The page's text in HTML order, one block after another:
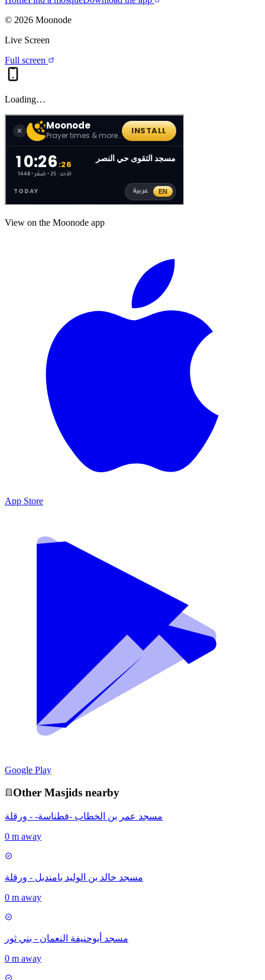
© 2026 Moonode
Live Screen
Full screen
Loading…
View on the Moonode app
App Store
Google Play
Other Masjids nearby
مسجد عمر بن الخطاب -فطناسة- - ورقلة
0 m away
مسجد خالد بن الوليد بامنديل - ورقلة
0 m away
مسجد أبوحنيفة النعمان - بني ثور
0 m away